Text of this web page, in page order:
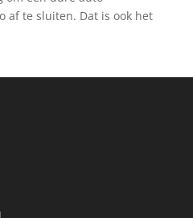
af te sluiten. Dat is ook het